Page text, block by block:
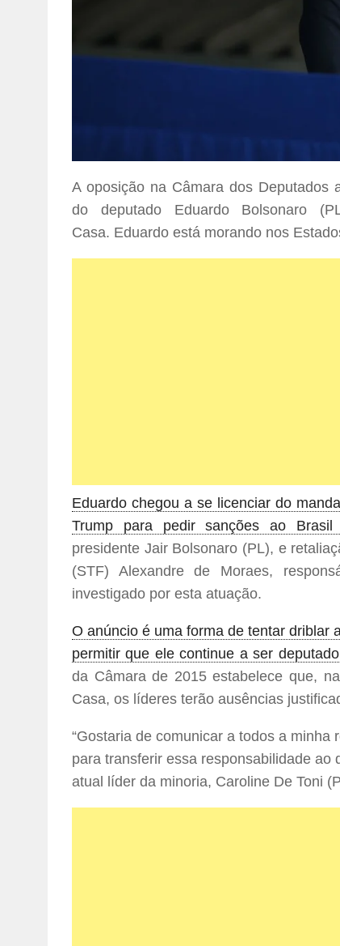
A oposição na Câmara dos Deputados
do deputado Eduardo Bolsonaro
Casa. Eduardo está morando nos
Eduardo chegou a se licenciar do
Trump para pedir sanções ao
presidente Jair Bolsonaro (PL), e
(STF) Alexandre de Moraes,
investigado por esta atuação.
O anúncio é uma forma de tentar driblar
permitir que ele continue a ser
da Câmara de 2015 estabelece que,
Casa, os líderes terão ausências
“Gostaria de comunicar a todos a
para transferir essa responsabilidade ao
atual líder da minoria, Caroline De Toni